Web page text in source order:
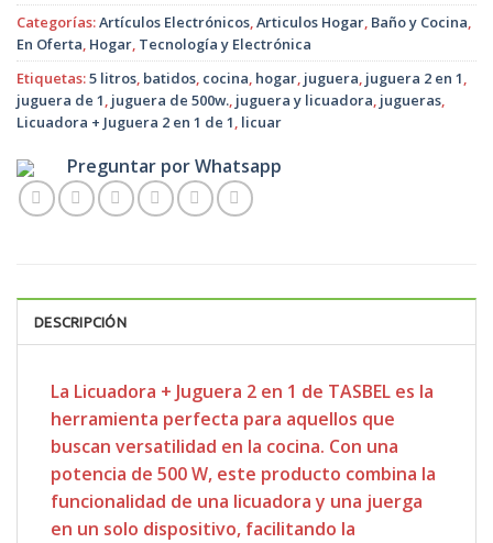
Categorías:Artículos Electrónicos,Articulos Hogar, Baño y Cocina,
En Oferta, Hogar, Tecnología y Electrónica
Etiquetas:5 litros, batidos, cocina, hogar, juguera, juguera 2 en 1,
juguera de 1, juguera de 500w., juguera y licuadora, jugueras,
Licuadora + Juguera 2 en 1 de 1, licuar
Preguntar por Whatsapp
DESCRIPCIÓN
La Licuadora + Juguera 2 en 1 de TASBEL es la
herramienta perfecta para aquellos que
buscan versatilidad en la cocina. Con una
potencia de 500 W, este producto combina la
funcionalidad de una licuadora y una juerga
en un solo dispositivo, facilitando la